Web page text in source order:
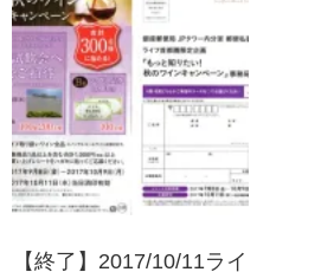
ントキャンペーン
【終了】2017/10/11ライ